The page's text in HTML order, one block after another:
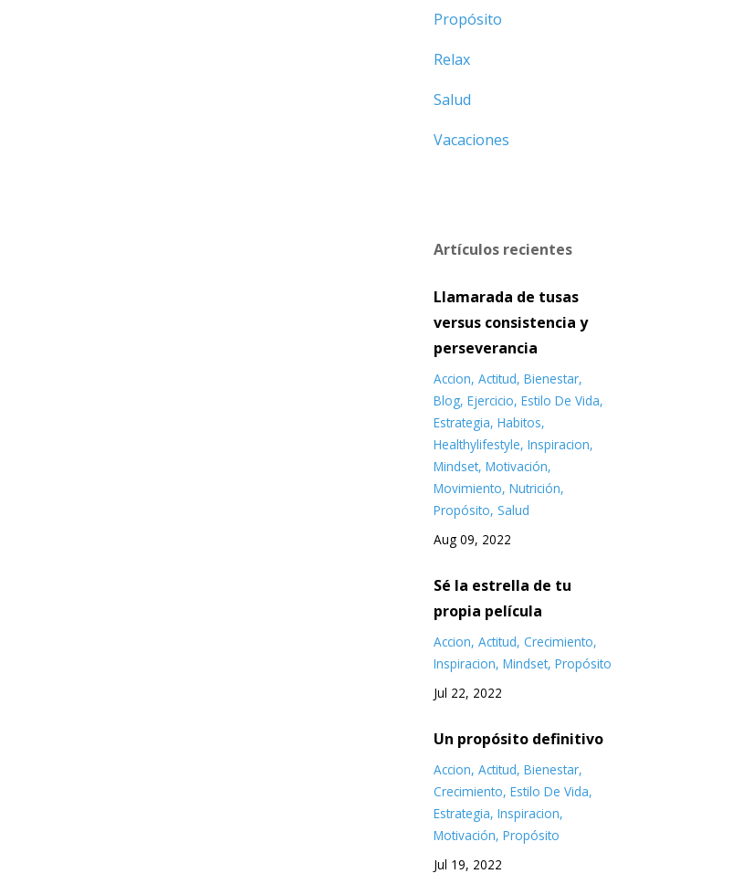
Propósito
Relax
Salud
Vacaciones
Artículos recientes
Llamarada de tusas
versus consistencia y
perseverancia
Accion Actitud Bienestar
Blog Ejercicio Estilo De Vida
Estrategia Habitos
Healthylifestyle Inspiracion
Mindset Motivación
Movimiento Nutrición
Propósito Salud
Aug 09, 2022
Sé la estrella de tu
propia película
Accion Actitud Crecimiento
Inspiracion Mindset Propósito
Jul 22, 2022
Un propósito definitivo
Accion Actitud Bienestar
Crecimiento Estilo De Vida
Estrategia Inspiracion
Motivación Propósito
Jul 19, 2022